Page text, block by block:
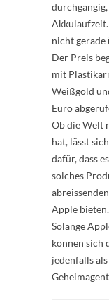
nicht gerade
Der Preis
mit
Weißgold
Euro
Ob die Welt
hat, lässt
dafür, dass
solches
Apple bieten.
Solange
können sich
jedenfalls